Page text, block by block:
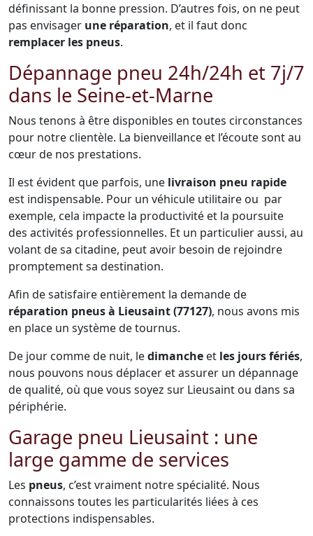
définissant la bonne pression. D’autres fois, on ne peut
pas envisager une réparation, et il faut donc
remplacer les pneus.
Dépannage pneu 24h/24h et 7j/7
dans le Seine-et-Marne
Nous tenons à être disponibles en toutes circonstances
pour notre clientèle. La bienveillance et l’écoute sont au
cœur de nos prestations.
Il est évident que parfois, une livraison pneu rapide
est indispensable. Pour un véhicule utilitaire ou par
exemple, cela impacte la productivité et la poursuite
des activités professionnelles. Et un particulier aussi, au
volant de sa citadine, peut avoir besoin de rejoindre
promptement sa destination.
Afin de satisfaire entièrement la demande de
réparation pneus à Lieusaint (77127), nous avons mis
en place un système de tournus.
De jour comme de nuit, ledimanche et les jours fériés,
nous pouvons nous déplacer et assurer un dépannage
de qualité, où que vous soyez sur Lieusaint ou dans sa
périphérie.
Garage pneu Lieusaint : une
large gamme de services
Les pneus, c’est vraiment notre spécialité. Nous
connaissons toutes les particularités liées à ces
protections indispensables.